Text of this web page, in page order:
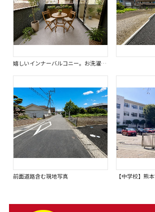
嬉しいインナーバルコニー。お洗濯物を干していて、急な雨が降っても安心です。※画像はイメージです。
前面道路含む現地写真